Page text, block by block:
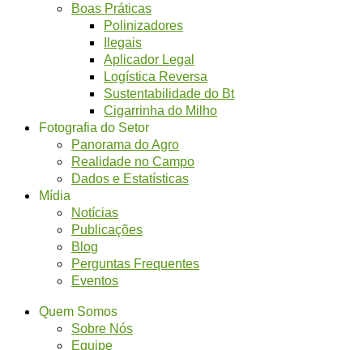
Boas Práticas
Polinizadores
Ilegais
Aplicador Legal
Logística Reversa
Sustentabilidade do Bt
Cigarrinha do Milho
Fotografia do Setor
Panorama do Agro
Realidade no Campo
Dados e Estatísticas
Mídia
Notícias
Publicações
Blog
Perguntas Frequentes
Eventos
Quem Somos
Sobre Nós
Equipe